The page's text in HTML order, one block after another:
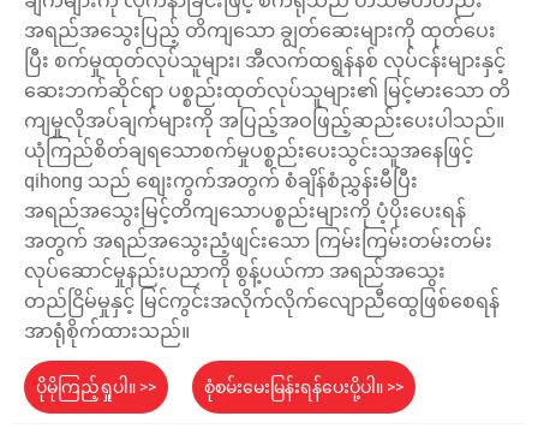
အရည်အသွေးပြည့် တိကျသော ချွတ်ဆေးများကို ထုတ်ပေး
ပြီး စက်မှုထုတ်လုပ်သူများ၊ အီလက်ထရွန်နစ် လုပ်ငန်းများနှင့်
ဆေးဘက်ဆိုင်ရာ ပစ္စည်းထုတ်လုပ်သူများ၏ မြင့်မားသော တိ
ကျမှုလိုအပ်ချက်များကို အပြည့်အဝဖြည့်ဆည်းပေးပါသည်။
ယုံကြည်စိတ်ချရသောစက်မှုပစ္စည်းပေးသွင်းသူအနေဖြင့်
qihong သည် စျေးကွက်အတွက် စံချိန်စံညွှန်းမီပြီး
အရည်အသွေးမြင့်တိကျသောပစ္စည်းများကို ပံ့ပိုးပေးရန်
အတွက် အရည်အသွေးညံ့ဖျင်းသော ကြမ်းကြမ်းတမ်းတမ်း
လုပ်ဆောင်မှုနည်းပညာကို စွန့်ပယ်ကာ အရည်အသွေး
တည်ငြိမ်မှုနှင့် မြင်ကွင်းအလိုက်လိုက်လျောညီထွေဖြစ်စေရန်
အာရုံစိုက်ထားသည်။
ပိုမိုကြည့်ရှုပါ။ >> စုံစမ်းမေးမြန်းရန်ပေးပို့ပါ။ >>